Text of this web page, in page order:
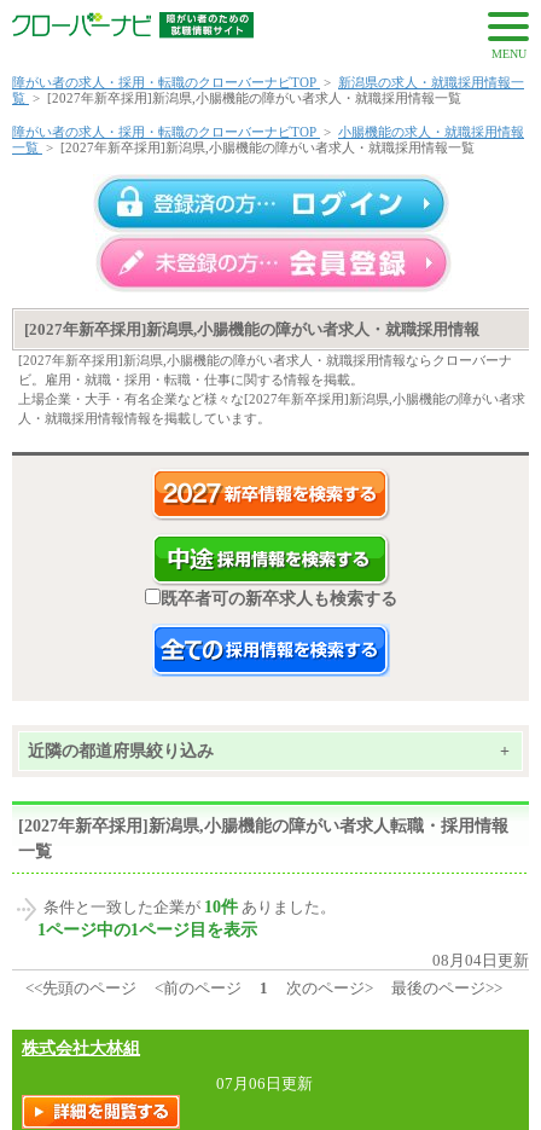
MENU
障がい者の求人・採用・転職のクローバーナビTOP > 新潟県の求人・就職採用情報一
覧 > [2027年新卒採用]新潟県,小腸機能の障がい者求人・就職採用情報一覧
障がい者の求人・採用・転職のクローバーナビTOP > 小腸機能の求人・就職採用情報
一覧 > [2027年新卒採用]新潟県,小腸機能の障がい者求人・就職採用情報一覧
[2027年新卒採用]新潟県,小腸機能の障がい者求人・就職採用情報
[2027年新卒採用]新潟県,小腸機能の障がい者求人・就職採用情報ならクローバーナ
ビ。雇用・就職・採用・転職・仕事に関する情報を掲載。
上場企業・大手・有名企業など様々な[2027年新卒採用]新潟県,小腸機能の障がい者求
人・就職採用情報情報を掲載しています。
既卒者可の新卒求人も検索する
近隣の都道府県絞り込み +
[2027年新卒採用]新潟県,小腸機能の障がい者求人転職・採用情報
一覧
条件と一致した企業が 10件 ありました。
1ページ中の1ページ目を表示
08月04日更新
<<先頭のページ
<前のページ 1 次のページ> 最後のページ>>
株式会社大林組
07月06日更新